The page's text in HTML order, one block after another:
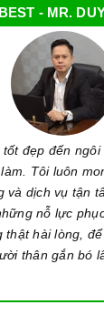
nhanh chóng:
viên chuyên
trong quá
tôi tự hào
- MR.
đẹp đến
Tôi luôn
và dịch vụ tận
nỗ lực
thật hài lòng,
thân gắn bó